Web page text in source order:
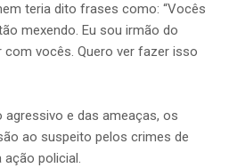
teria dito frases como: “Vocês
mexendo. Eu sou irmão do
vocês. Quero ver fazer isso
e das ameaças, os
ao suspeito pelos crimes de
ação policial.